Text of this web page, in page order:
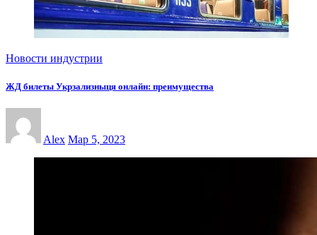
Новости индустрии
ЖД билеты Укрзализныця онлайн: преимущества
Alex Мар 5, 2023